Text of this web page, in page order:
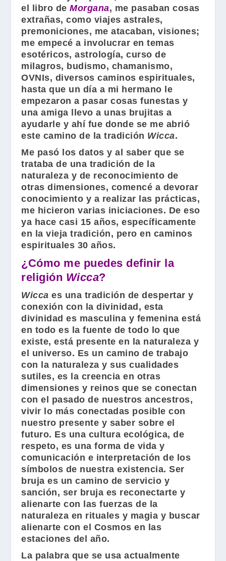
el libro deMorgana, me pasaban cosas
extrañas, como viajes astrales,
premoniciones, me atacaban, visiones;
me empecé a involucrar en temas
esotéricos, astrología, curso de
milagros, budismo, chamanismo,
OVNIs, diversos caminos espirituales,
hasta que un día a mi hermano le
empezaron a pasar cosas funestas y
una amiga llevo a unas brujitas a
ayudarle y ahí fue donde se me abrió
este camino de la tradición Wicca.
Me pasó los datos y al saber que se
trataba de una tradición de la
naturaleza y de reconocimiento de
otras dimensiones, comencé a devorar
conocimiento y a realizar las prácticas,
me hicieron varias iniciaciones. De eso
ya hace casi 15 años, específicamente
en la vieja tradición, pero en caminos
espirituales 30 años.
¿Cómo me puedes definir la
religión Wicca?
Wicca es una tradición de despertar y
conexión con la divinidad, esta
divinidad es masculina y femenina está
en todo es la fuente de todo lo que
existe, está presente en la naturaleza y
el universo. Es un camino de trabajo
con la naturaleza y sus cualidades
sutiles, es la creencia en otras
dimensiones y reinos que se conectan
con el pasado de nuestros ancestros,
vivir lo más conectadas posible con
nuestro presente y saber sobre el
futuro. Es una cultura ecológica, de
respeto, es una forma de vida y
comunicación e interpretación de los
símbolos de nuestra existencia. Ser
bruja es un camino de servicio y
sanción, ser bruja es reconectarte y
alienarte con las fuerzas de la
naturaleza en rituales y magia y buscar
alienarte con el Cosmos en las
estaciones del año.
La palabra que se usa actualmente